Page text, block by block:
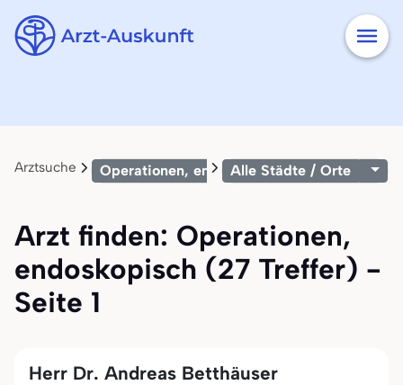
Arztsuche Operationen, endoskopischAlle Städte / Orte
Arzt finden: Operationen,
endoskopisch (27 Treffer) -
Seite 1
Herr Dr. Andreas Betthäuser